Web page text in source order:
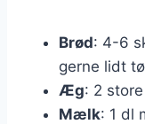
Brød: 4-6
gerne lidt
Æg: 2
Mælk: 1 dl